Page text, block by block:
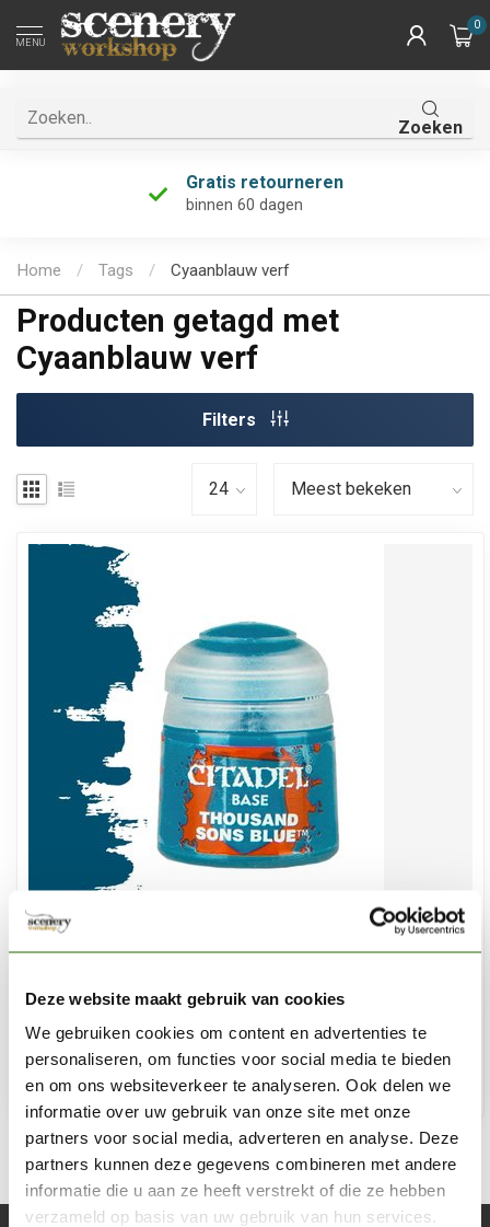
Deze website maakt gebruik van cookies
We gebruiken cookies om content en advertenties te
personaliseren, om functies voor social media te bieden
en om ons websiteverkeer te analyseren. Ook delen we
informatie over uw gebruik van onze site met onze
partners voor social media, adverteren en analyse. Deze
partners kunnen deze gegevens combineren met andere
informatie die u aan ze heeft verstrekt of die ze hebben
verzameld op basis van uw gebruik van hun services.
MENU
0
Zoeken
Gratis retourneren
binnen 60 dagen
Home / Tags / Cyaanblauw verf
Producten getagd met
Cyaanblauw verf
Filters
CITADEL
Thousand Sons Blue - Base Paint - 12ml - 21-36
€3,60
Niet op voorraad